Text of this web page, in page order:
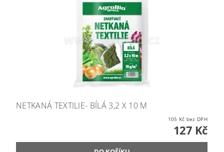
NETKANÁ TEXTILIE- BÍLÁ 3,2 X 10 M
105 Kč bez DPH
127 Kč